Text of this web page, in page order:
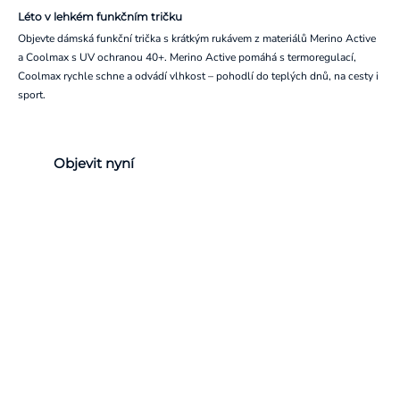
Léto v lehkém funkčním tričku
Objevte dámská funkční trička s krátkým rukávem z materiálů Merino Active
a Coolmax s UV ochranou 40+. Merino Active pomáhá s termoregulací,
Coolmax rychle schne a odvádí vlhkost – pohodlí do teplých dnů, na cesty i
sport.
Objevit nyní